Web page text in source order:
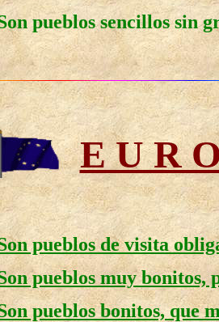
pueblos sencillos sin
E U R
pueblos de visita
pueblos muy bonitos,
pueblos bonitos, que